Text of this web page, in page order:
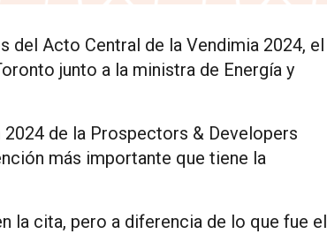
del Acto Central de la Vendimia 2024, el
junto a la ministra de Energía y
de la Prospectors & Developers
más importante que tiene la
la cita, pero a diferencia de lo que fue el